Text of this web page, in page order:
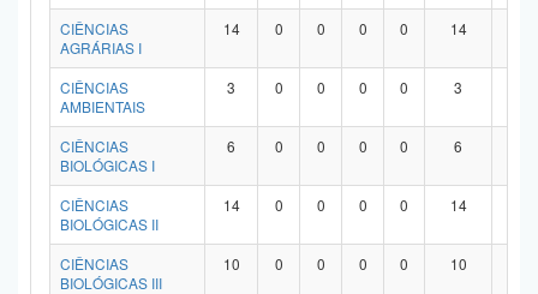
CIÊNCIAS
AGRÁRIAS I
14 0 0 0 0 14
CIÊNCIAS
AMBIENTAIS
3 0 0 0 0 3
CIÊNCIAS
BIOLÓGICAS I
6 0 0 0 0 6
CIÊNCIAS
BIOLÓGICAS II
14 0 0 0 0 14
CIÊNCIAS
BIOLÓGICAS III
10 0 0 0 0 10